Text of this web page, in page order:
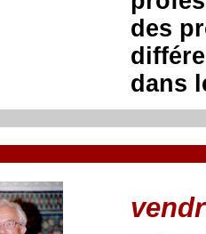
des
dans